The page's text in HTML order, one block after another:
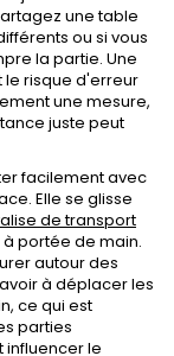
une table
ou si vous
la partie. Une
risque d'erreur
une mesure,
juste peut
facilement avec
Elle se glisse
de transport
portée de main.
autour des
à déplacer les
ce qui est
parties
influencer le